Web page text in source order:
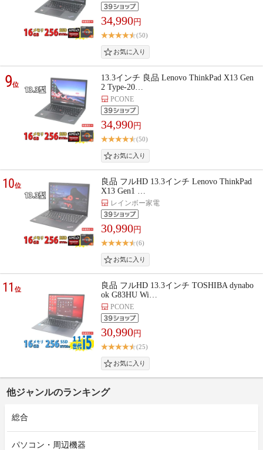
34,990円
(50)
9位
13.3インチ 良品 Lenovo ThinkPad X13 Gen
2 Type-20…
PCONE
34,990円
(50)
10位
良品 フルHD 13.3インチ Lenovo ThinkPad
X13 Gen1 …
レインボー家電
30,990円
(6)
11位
良品 フルHD 13.3インチ TOSHIBA dynabo
ok G83HU Wi…
PCONE
30,990円
(25)
他ジャンルのランキング
総合
パソコン・周辺機器